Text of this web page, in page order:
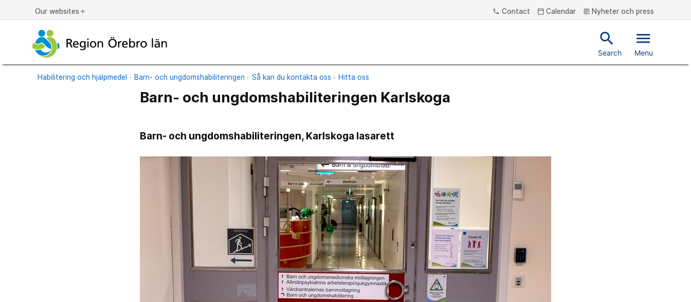
Our websites add phone Contact calendar_today Calendar article Nyheter och press
search
Search
menu
Menu
Habilitering och hjälpmedel Barn- och ungdomshabiliteringen Så kan du kontakta oss Hitta oss
Barn- och ungdomshabiliteringen Karlskoga
Barn- och ungdomshabiliteringen, Karlskoga lasarett